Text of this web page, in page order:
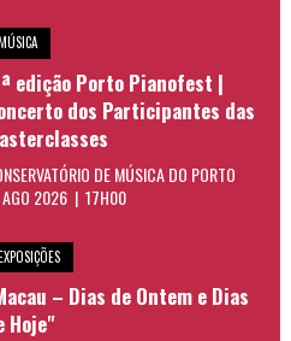
edição Porto Pianofest |
dos Participantes das
DE MÚSICA DO PORTO
2026 | 17H00
– Dias de Ontem e Dias
Hoje"